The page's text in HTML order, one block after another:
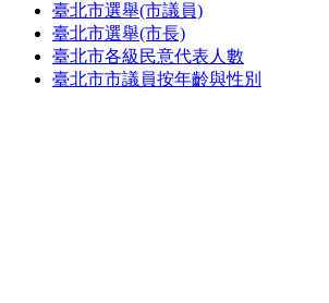
臺北市選舉(市議員)
臺北市選舉(市長)
臺北市各級民意代表人數
臺北市市議員按年齡與性別